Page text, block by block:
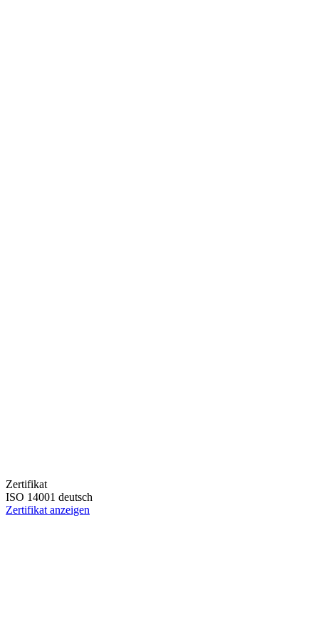
Zertifikat
ISO 14001 deutsch
Zertifikat anzeigen